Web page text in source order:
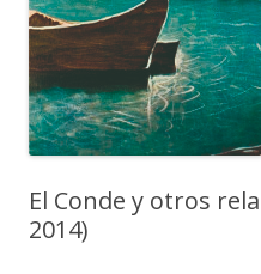
El Conde y otros
2014)